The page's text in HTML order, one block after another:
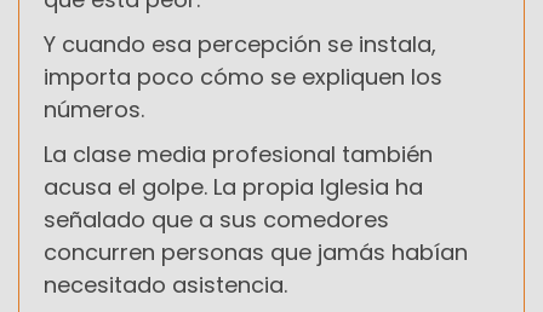
Y cuando esa percepción se instala,
importa poco cómo se expliquen los
números.
La clase media profesional también
acusa el golpe. La propia Iglesia ha
señalado que a sus comedores
concurren personas que jamás habían
necesitado asistencia.